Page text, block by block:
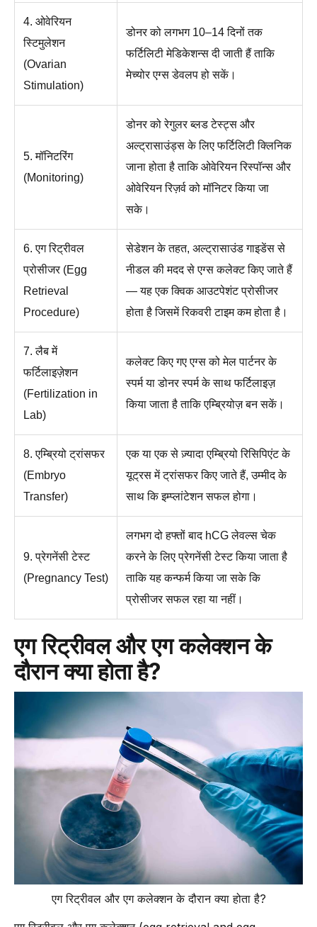
4. ओवेरियन
स्टिमुलेशन
(Ovarian
Stimulation)
डोनर को लगभग 10–14 दिनों तक
फर्टिलिटी मेडिकेशन्स दी जाती हैं ताकि
मेच्योर एग्स डेवलप हो सकें।
5. मॉनिटरिंग
(Monitoring)
डोनर को रेगुलर ब्लड टेस्ट्स और
अल्ट्रासाउंड्स के लिए फर्टिलिटी क्लिनिक
जाना होता है ताकि ओवेरियन रिस्पॉन्स और
ओवेरियन रिज़र्व को मॉनिटर किया जा
सके।
6. एग रिट्रीवल
प्रोसीजर (Egg
Retrieval
Procedure)
सेडेशन के तहत, अल्ट्रासाउंड गाइडेंस से
नीडल की मदद से एग्स कलेक्ट किए जाते हैं
— यह एक क्विक आउटपेशंट प्रोसीजर
होता है जिसमें रिकवरी टाइम कम होता है।
7. लैब में
फर्टिलाइज़ेशन
(Fertilization in
Lab)
कलेक्ट किए गए एग्स को मेल पार्टनर के
स्पर्म या डोनर स्पर्म के साथ फर्टिलाइज़
किया जाता है ताकि एम्ब्रियोज़ बन सकें।
8. एम्ब्रियो ट्रांसफर
(Embryo
Transfer)
एक या एक से ज़्यादा एम्ब्रियो रिसिपिएंट के
यूट्रस में ट्रांसफर किए जाते हैं, उम्मीद के
साथ कि इम्प्लांटेशन सफल होगा।
9. प्रेगनेंसी टेस्ट
(Pregnancy Test)
लगभग दो हफ्तों बाद hCG लेवल्स चेक
करने के लिए प्रेगनेंसी टेस्ट किया जाता है
ताकि यह कन्फर्म किया जा सके कि
प्रोसीजर सफल रहा या नहीं।
एग रिट्रीवल और एग कलेक्शन के
दौरान क्या होता है?
एग रिट्रीवल और एग कलेक्शन के दौरान क्या होता है?